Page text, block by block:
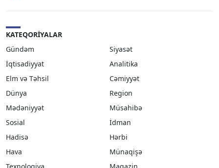
KATEQORIYALAR
Gündəm
Siyasət
İqtisadiyyat
Analitika
Elm və Təhsil
Cəmiyyət
Dünya
Region
Mədəniyyət
Müsahibə
Sosial
İdman
Hadisə
Hərbi
Hava
Münaqişə